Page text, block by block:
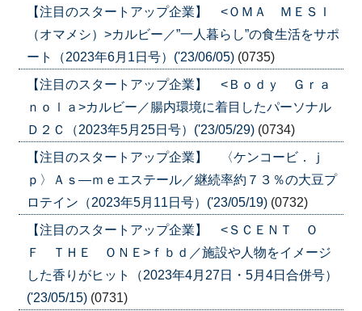
【注目のスタートアップ企業】 <ＯＭＡ ＭＥＳＩ
（オマメシ）>カルビー／”一人暮らし”の食生活をサポ
ート（2023年6月1日号）('23/06/05) (0735)
【注目のスタートアップ企業】 <Ｂｏｄｙ Ｇｒａ
ｎｏｌａ>カルビー／腸内環境に着目したパーソナル
Ｄ２Ｃ（2023年5月25日号）('23/05/29) (0734)
【注目のスタートアップ企業】 〈ケンコービ．ｊ
ｐ〉Ａｓ―ｍｅエステール／継続率約７３％の大豆プ
ロテイン（2023年5月11日号）('23/05/19) (0732)
【注目のスタートアップ企業】 <ＳＣＥＮＴ Ｏ
Ｆ ＴＨＥ ＯＮＥ>ｆｂｄ／施設や人物をイメージ
した香りがヒット（2023年4月27日・5月4日合併号）
('23/05/15) (0731)